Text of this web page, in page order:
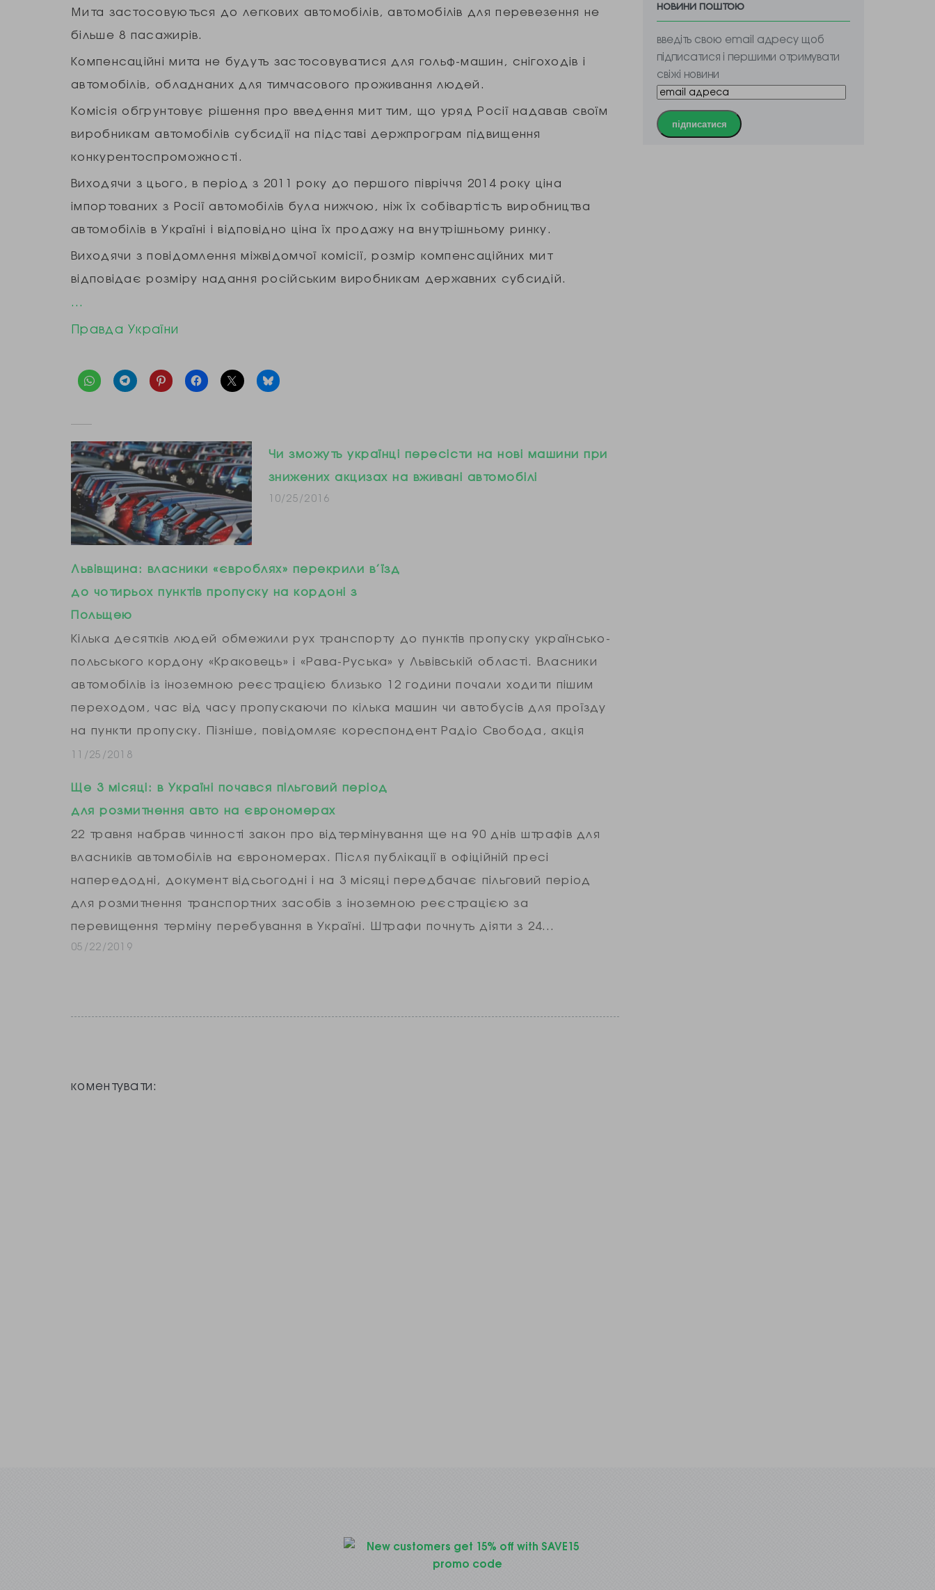
Мита застосовуються до легкових автомобілів, автомобілів для перевезення не
більше 8 пасажирів.
Компенсаційні мита не будуть застосовуватися для гольф-машин, снігоходів і
автомобілів, обладнаних для тимчасового проживання людей.
Комісія обгрунтовує рішення про введення мит тим, що уряд Росії надавав своїм
виробникам автомобілів субсидії на підставі держпрограм підвищення
конкурентоспроможності.
Виходячи з цього, в період з 2011 року до першого півріччя 2014 року ціна
імпортованих з Росії автомобілів була нижчою, ніж їх собівартість виробництва
автомобілів в Україні і відповідно ціна їх продажу на внутрішньому ринку.
Виходячи з повідомлення міжвідомчої комісії, розмір компенсаційних мит
відповідає розміру надання російським виробникам державних субсидій.
…
Правда України
Чи зможуть українці пересісти на нові машини при
знижених акцизах на вживані автомобілі
10/25/2016
Львівщина: власники «євроблях» перекрили в’їзд
до чотирьох пунктів пропуску на кордоні з
Польщею
Кілька десятків людей обмежили рух транспорту до пунктів пропуску українсько-
польського кордону «Краковець» і «Рава-Руська» у Львівській області. Власники
автомобілів із іноземною реєстрацією близько 12 години почали ходити пішим
переходом, час від часу пропускаючи по кілька машин чи автобусів для проїзду
на пункти пропуску. Пізніше, повідомляє кореспондент Радіо Свобода, акція
протесту…
11/25/2018
Ще 3 місяці: в Україні почався пільговий період
для розмитнення авто на єврономерах
22 травня набрав чинності закон про відтермінування ще на 90 днів штрафів для
власників автомобілів на єврономерах. Після публікації в офіційній пресі
напередодні, документ відсьогодні і на 3 місяці передбачає пільговий період
для розмитнення транспортних засобів з іноземною реєстрацією за
перевищення терміну перебування в Україні. Штрафи почнуть діяти з 24…
05/22/2019
коментувати:
новини поштою
введіть свою email адресу щоб
підписатися і першими отримувати
свіжі новини
підписатися